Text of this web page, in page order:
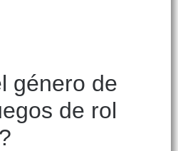
género de
de rol